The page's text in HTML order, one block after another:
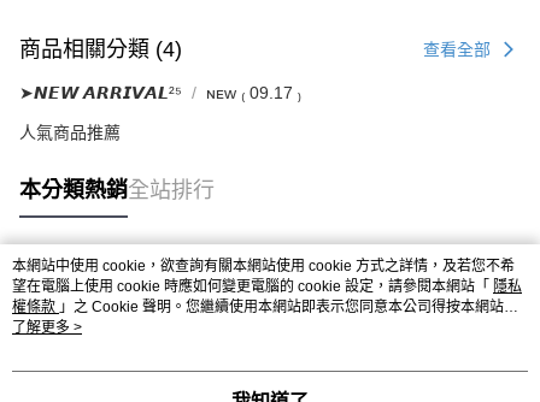
商品相關分類 (4) 查看全部
➤𝙉𝙀𝙒 𝘼𝙍𝙍𝙄𝙑𝘼𝙇²⁵ ɴᴇᴡ ₍ 09.17 ₎
人氣商品推薦
本分類熱銷全站排行
熱門標籤
本網站中使用 cookie，欲查詢有關本網站使用 cookie 方式之詳情，及若您不希
望在電腦上使用 cookie 時應如何變更電腦的 cookie 設定，請參閱本網站「 隱私
權條款 」之 Cookie 聲明。您繼續使用本網站即表示您同意本公司得按本網站使
用條款之 Cookie 聲明使用 cookie。
了解更多 >